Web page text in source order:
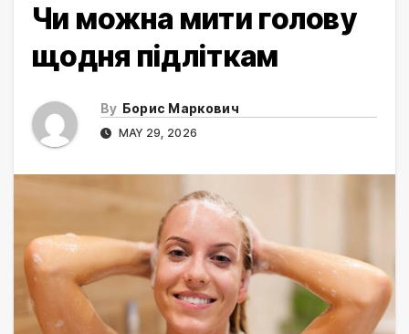
Чи можна мити голову
щодня підліткам
By Борис Маркович
MAY 29, 2026